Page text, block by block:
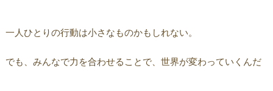
一人ひとりの行動は小さなものかもしれない。
でも、みんなで力を合わせることで、世界が変わっていくんだ